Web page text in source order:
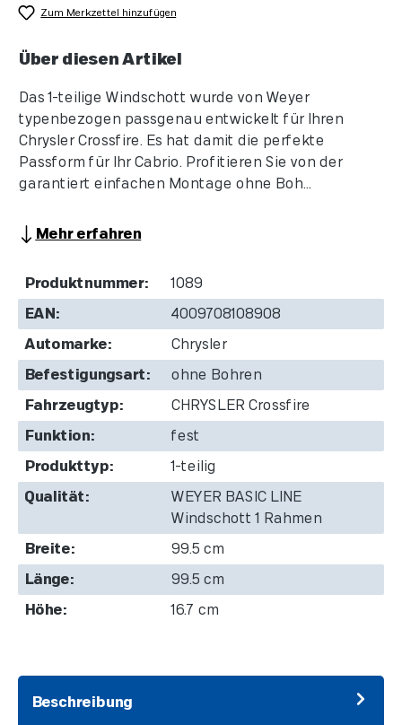
Zum Merkzettel hinzufügen
Über diesen Artikel
Das 1-teilige Windschott wurde von Weyer
typenbezogen passgenau entwickelt für Ihren
Chrysler Crossfire. Es hat damit die perfekte
Passform für Ihr Cabrio. Profitieren Sie von der
garantiert einfachen Montage ohne Boh...
Mehr erfahren
Produktnummer: 1089
EAN: 4009708108908
Automarke: Chrysler
Befestigungsart: ohne Bohren
Fahrzeugtyp: CHRYSLER Crossfire
Funktion: fest
Produkttyp: 1-teilig
Qualität:
WEYER BASIC LINE
Windschott 1 Rahmen
Breite: 99.5 cm
Länge: 99.5 cm
Höhe: 16.7 cm
Beschreibung